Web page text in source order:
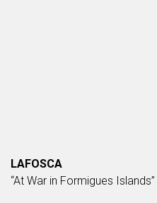
LAFOSCA
“At War in Formigues